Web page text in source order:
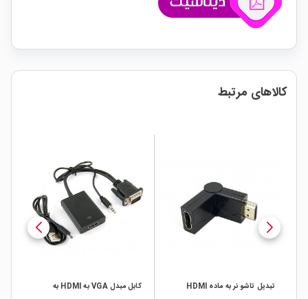
کالاهای مرتبط
تبدیل تاشو نر به ماده HDMI
کابل مبدل VGA به HDMI به